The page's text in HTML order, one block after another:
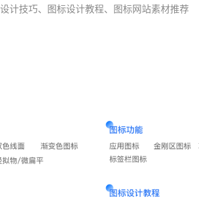
计技巧、图标设计教程、图标网站素材推荐